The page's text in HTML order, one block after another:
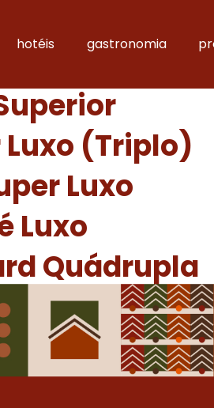
hotéis gastronomia
(Triplo)
Luxo
Luxo
Quádrupla
Familiar